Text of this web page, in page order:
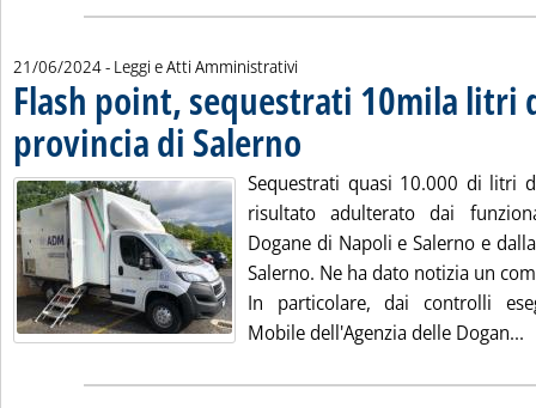
21/06/2024- Leggi e Atti Amministrativi
Flash point, sequestrati 10mila litri
provincia di Salerno
Sequestrati quasi 10.000 di litri
risultato adulterato dai
Dogane di Napoli e Salerno e
Salerno. Ne ha dato notizia un
In particolare, dai controlli
Mobile dell'Agenzia delle Dogan...